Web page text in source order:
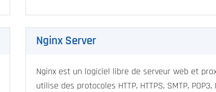
Nginx Server
Nginx est un logiciel libre de serveur web et
utilise des protocoles HTTP, HTTPS, SMTP, POP3,